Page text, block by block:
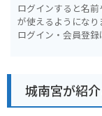
ログインすると名
が使えるようになり
ログイン・会員登録
城南宮が紹